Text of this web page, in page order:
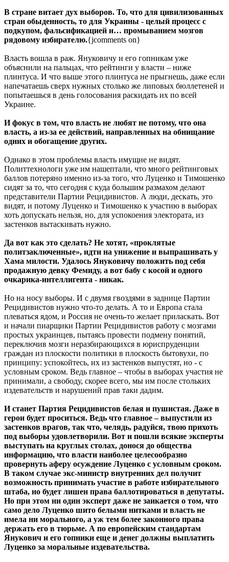
В стране витает дух выборов. То, что для цивилизованных
стран обыденность, то для Украины - целый процесс с
подкупом, фальсификацией и… промыванием мозгов
рядовому избирателю.{jcomments on}
Власть вошла в раж. Януковичу и его гопникам уже
объяснили на пальцах, что рейтинги у власти – ниже
плинтуса. И что выше этого плинтуса не прыгнешь, даже если
напечатаешь сверх нужных столько же липовых бюллетеней и
попытаешься в день голосования раскидать их по всей
Украине.
И фокус в том, что власть не любят не потому, что она
власть, а из-за ее действий, направленных на обнищание
одних и обогащение других.
Однако в этом проблемы власть имущие не видят.
Политтехнологи уже им нашептали, что много рейтинговых
баллов потеряно именно из-за того, что Луценко и Тимошенко
сидят за то, что сегодня с куда большим размахом делают
представители Партии Рецидивистов. А люди, дескать, это
видят, и потому Луценко и Тимошенко к участию в выборах
хоть допускать нельзя, но, для успокоения электората, из
застенков вытаскивать нужно.
Да вот как это сделать? Не хотят, «проклятые
политзаключенные», идти на унижение и выпрашивать у
Хама милости. Удалось Януковичу положить под себя
продажную девку Фемиду, а вот бабу с косой и одного
очкарика-интеллигента - никак.
Но на носу выборы. И с двумя гвоздями в заднице Партии
Рецидивистов нужно что-то делать. А то и Европа стала
плеваться ядом, и Россия не очень-то желает приласкать. Вот
и начали пиарщики Партии Рецидивистов работу с мозгами
простых украинцев, пытаясь провести подмену понятий,
переключив мозги неразбирающихся в юриспруденции
граждан из плоскости политики в плоскость бытовухи, по
принципу: успокойтесь, их из застенков выпустят, но - с
условным сроком. Ведь главное – чтобы в выборах участия не
принимали, а свободу, скорее всего, мы им после стольких
издевательств и нарушений прав таки дадим.
И станет Партия Рецидивистов белая и пушистая. Даже в
герои будет проситься. Ведь что главное – выпустили из
застенков врагов, так что, челядь, радуйся, твою прихоть
под выборы удовлетворили. Вот и пошли всякие эксперты
выступать на круглых столах, донося до общества
информацию, что власти наиболее целесообразно
провернуть аферу осуждение Луценко с условным сроком.
В таком случае экс-министр внутренних дел получит
возможность принимать участие в работе избирательного
штаба, но будет лишен права баллотироваться в депутаты.
Но при этом ни один эксперт даже не заикается о том, что
само дело Луценко шито белыми нитками и власть не
имела ни морального, а уж тем более законного права
держать его в тюрьме. А по европейским стандартам
Янукович и его гопники еще и денег должны выплатить
Луценко за моральные издевательства.